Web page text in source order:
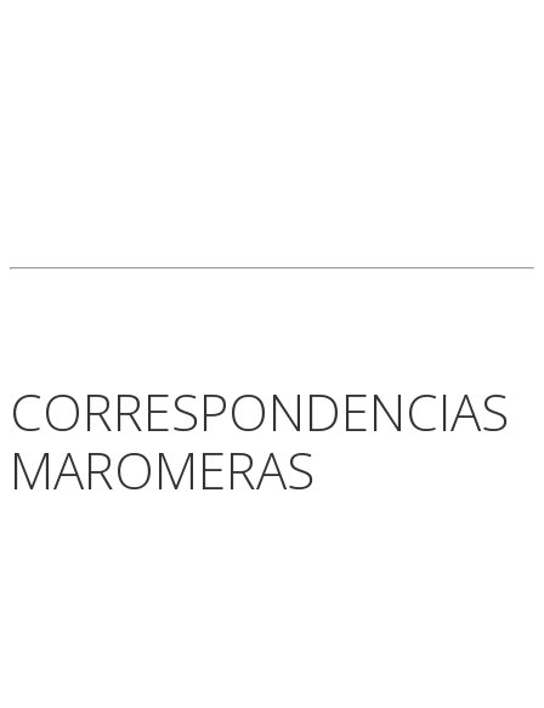
CORRESPONDENCIAS
MAROMERAS